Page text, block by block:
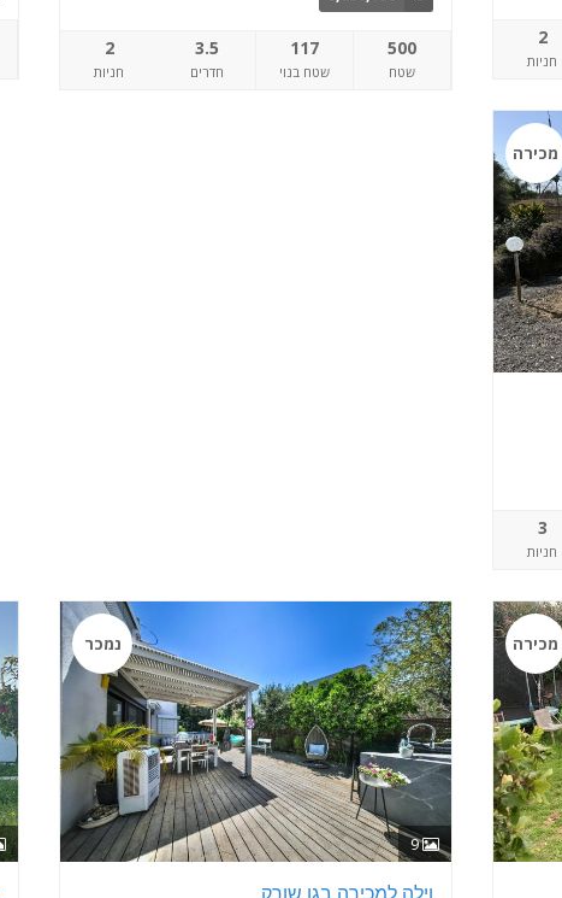
500
שטח
117
שטח בנוי
3.5
חדרים
2
חניות
2
חניות
מכירה
3
חניות
9
נמכר מכירה